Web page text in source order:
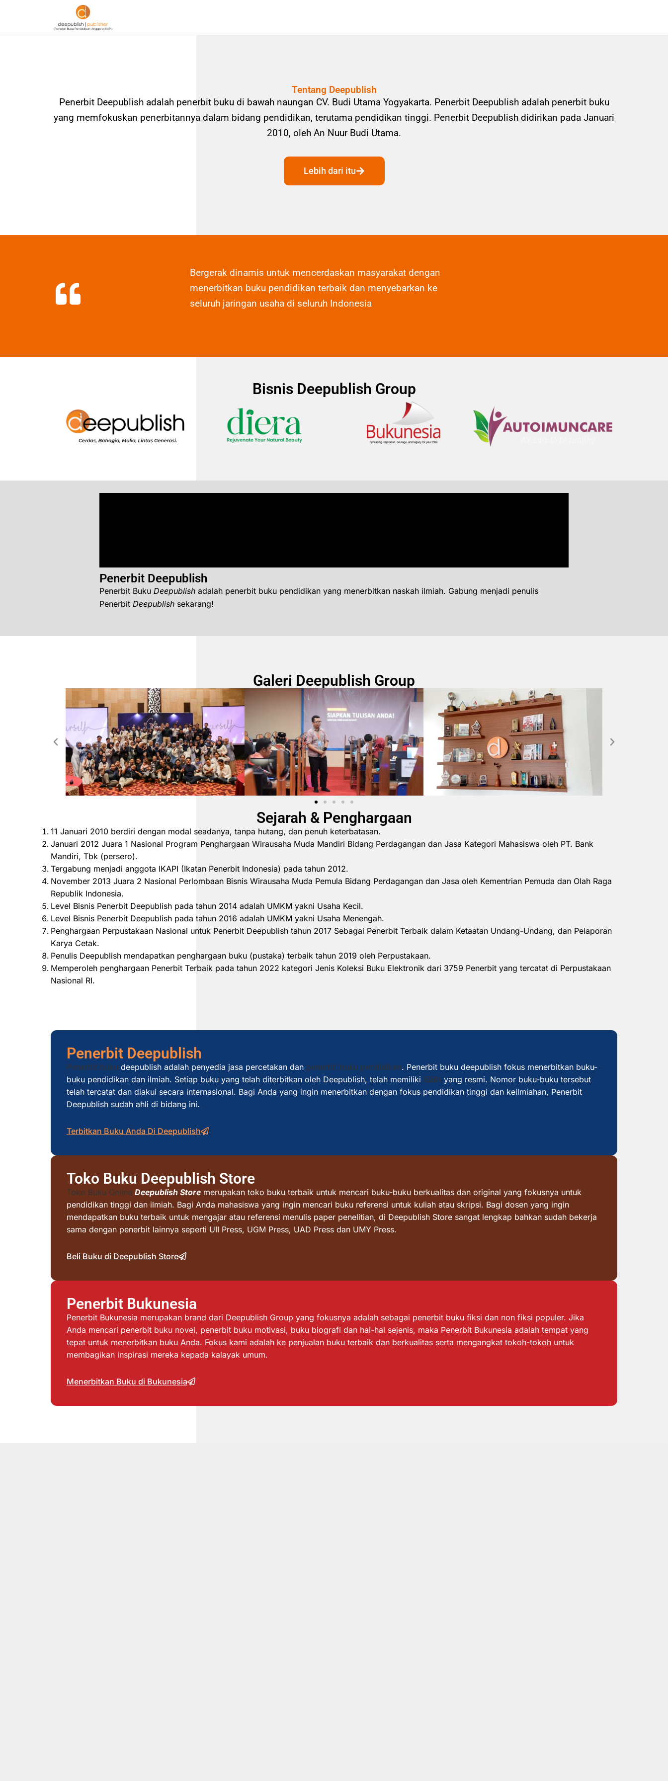
Tentang Deepublish
Penerbit Deepublish adalah penerbit buku di bawah naungan CV. Budi Utama Yogyakarta. Penerbit Deepublish adalah penerbit buku
yang memfokuskan penerbitannya dalam bidang pendidikan, terutama pendidikan tinggi. Penerbit Deepublish didirikan pada Januari
2010, oleh An Nuur Budi Utama.
Lebih dari itu
Bergerak dinamis untuk mencerdaskan masyarakat dengan
menerbitkan buku pendidikan terbaik dan menyebarkan ke
seluruh jaringan usaha di seluruh Indonesia
Bisnis Deepublish Group
Penerbit Deepublish
Penerbit Buku Deepublish adalah penerbit buku pendidikan yang menerbitkan naskah ilmiah. Gabung menjadi penulis
Penerbit Deepublish sekarang!
Galeri Deepublish Group
Sejarah & Penghargaan
11 Januari 2010 berdiri dengan modal seadanya, tanpa hutang, dan penuh keterbatasan.
Januari 2012 Juara 1 Nasional Program Penghargaan Wirausaha Muda Mandiri Bidang Perdagangan dan Jasa Kategori Mahasiswa oleh PT. Bank
Mandiri, Tbk (persero).
Tergabung menjadi anggota IKAPI (Ikatan Penerbit Indonesia) pada tahun 2012.
November 2013 Juara 2 Nasional Perlombaan Bisnis Wirausaha Muda Pemula Bidang Perdagangan dan Jasa oleh Kementrian Pemuda dan Olah Raga
Republik Indonesia.
Level Bisnis Penerbit Deepublish pada tahun 2014 adalah UMKM yakni Usaha Kecil.
Level Bisnis Penerbit Deepublish pada tahun 2016 adalah UMKM yakni Usaha Menengah.
Penghargaan Perpustakaan Nasional untuk Penerbit Deepublish tahun 2017 Sebagai Penerbit Terbaik dalam Ketaatan Undang-Undang, dan Pelaporan
Karya Cetak.
Penulis Deepublish mendapatkan penghargaan buku (pustaka) terbaik tahun 2019 oleh Perpustakaan.
Memperoleh penghargaan Penerbit Terbaik pada tahun 2022 kategori Jenis Koleksi Buku Elektronik dari 3759 Penerbit yang tercatat di Perpustakaan
Nasional RI.
Penerbit Deepublish
Penerbit buku deepublish adalah penyedia jasa percetakan dan penerbit buku pendidikan. Penerbit buku deepublish fokus menerbitkan buku-
buku pendidikan dan ilmiah. Setiap buku yang telah diterbitkan oleh Deepublish, telah memiliki ISBN yang resmi. Nomor buku-buku tersebut
telah tercatat dan diakui secara internasional. Bagi Anda yang ingin menerbitkan dengan fokus pendidikan tinggi dan keilmiahan, Penerbit
Deepublish sudah ahli di bidang ini.
Terbitkan Buku Anda Di Deepublish
Toko Buku Deepublish Store
Toko Buku Online Deepublish Store merupakan toko buku terbaik untuk mencari buku-buku berkualitas dan original yang fokusnya untuk
pendidikan tinggi dan ilmiah. Bagi Anda mahasiswa yang ingin mencari buku referensi untuk kuliah atau skripsi. Bagi dosen yang ingin
mendapatkan buku terbaik untuk mengajar atau referensi menulis paper penelitian, di Deepublish Store sangat lengkap bahkan sudah bekerja
sama dengan penerbit lainnya seperti UII Press, UGM Press, UAD Press dan UMY Press.
Beli Buku di Deepublish Store
Penerbit Bukunesia
Penerbit Bukunesia merupakan brand dari Deepublish Group yang fokusnya adalah sebagai penerbit buku fiksi dan non fiksi populer. Jika
Anda mencari penerbit buku novel, penerbit buku motivasi, buku biografi dan hal-hal sejenis, maka Penerbit Bukunesia adalah tempat yang
tepat untuk menerbitkan buku Anda. Fokus kami adalah ke penjualan buku terbaik dan berkualitas serta mengangkat tokoh-tokoh untuk
membagikan inspirasi mereka kepada kalayak umum.
Menerbitkan Buku di Bukunesia